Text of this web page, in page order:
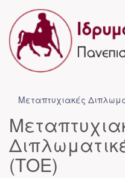
Μεταπτυχιακές
(ΤΟΕ)